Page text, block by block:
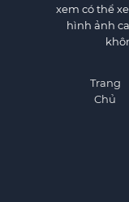
xem có thể
hình ảnh
Trang
Chủ